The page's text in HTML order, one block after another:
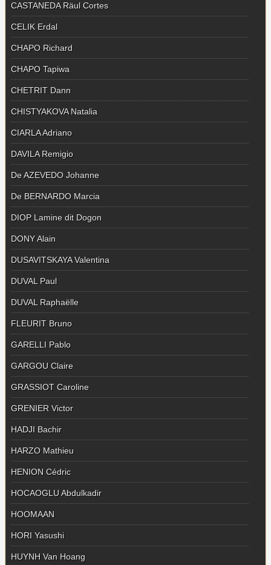
CASTANEDA Räul Cortes
CELIK Erdal
CHAPO Richard
CHAPO Tapiwa
CHETRIT Dann
CHISTYAKOVA Natalia
CIARLA Adriano
DAVILA Remigio
De AZEVEDO Johanne
De BERNARDO Marcia
DIOP Lamine dit Dogon
DONY Alain
DUSAVITSKAYA Valentina
DUVAL Paul
DUVAL Raphaëlle
FLEURIT Bruno
GARELLI Pablo
GARGOU Claire
GRASSIOT Caroline
GRENIER Victor
HADJI Bachir
HARZO Mathieu
HENION Cédric
HOCAOGLU Abdulkadir
HOOMAAN
HORI Yasushi
HUYNH Van Hoang